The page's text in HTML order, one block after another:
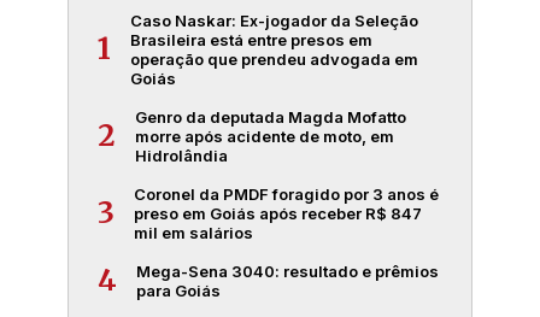
1
Caso Naskar: Ex-jogador da Seleção
Brasileira está entre presos em
operação que prendeu advogada em
Goiás
2
Genro da deputada Magda Mofatto
morre após acidente de moto, em
Hidrolândia
3
Coronel da PMDF foragido por 3 anos é
preso em Goiás após receber R$ 847
mil em salários
4
Mega-Sena 3040: resultado e prêmios
para Goiás